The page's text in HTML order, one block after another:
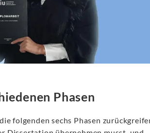
Phasen
folgenden sechs Phasen